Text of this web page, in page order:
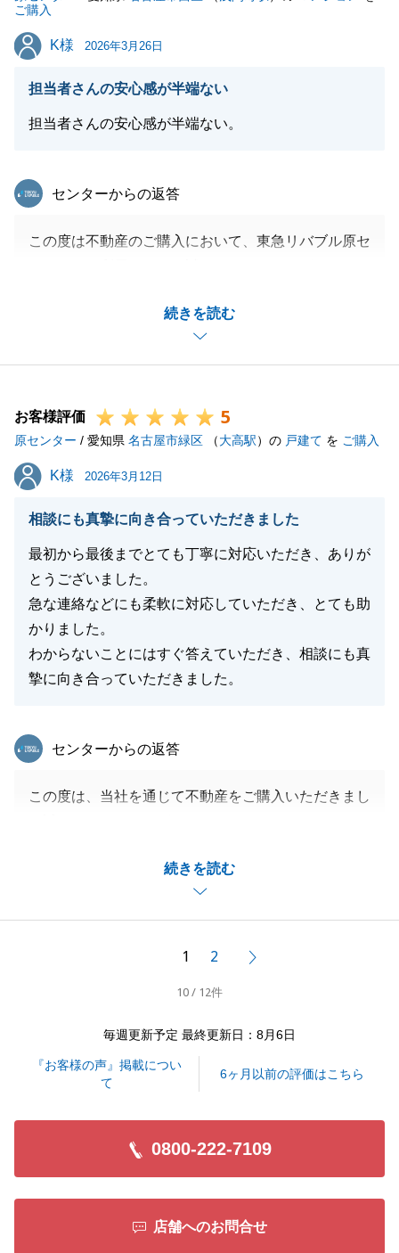
ご購入
K様
K様 2026年3月26日
担当者さんの安心感が半端ない
担当者さんの安心感が半端ない。
続きを読む
東急リバブル
センターからの返答
この度は不動産のご購入において、東急リバブル原セ
K様にはお忙しい中、協力的に動いていただいたお陰
で無事に引渡しを迎えられたことかと思います。
不動産のことで何かお困りのことがございましたら、
引き続きよろしくお願い申し上げます。
お客様評価 5
原センター / 愛知県 名古屋市緑区 （大高駅）の 戸建て を ご購入
K様
K様 2026年3月12日
相談にも真摯に向き合っていただきました
最初から最後までとても丁寧に対応いただき、ありが
とうございました。
急な連絡などにも柔軟に対応していただき、とても助
かりました。
わからないことにはすぐ答えていただき、相談にも真
摯に向き合っていただきました。
続きを読む
東急リバブル
センターからの返答
この度は、当社を通じて不動産をご購入いただきまし
ご契約からお引渡しまで色々とご協力いただき、無事
にお引渡しが完了出来ました。
1 2
10 / 12件
毎週更新予定 最終更新日：8月6日
『お客様の声』掲載につい
て
6ヶ月以前の評価はこちら
0800-222-7109
店舗へのお問合せ